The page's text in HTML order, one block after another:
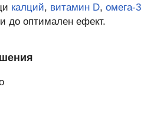
калций, витамин D, омега-3
до оптимален ефект.